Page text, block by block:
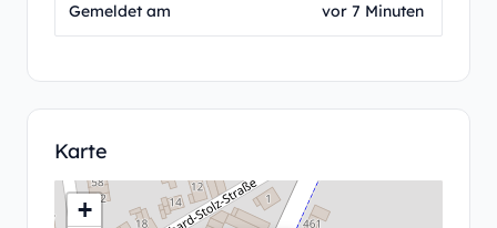
Gemeldet am
vor 7 Minuten
Karte
+